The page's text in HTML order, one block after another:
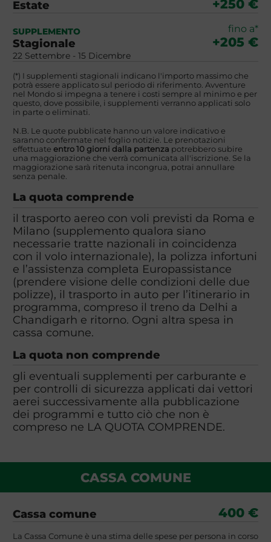
Estate +250 €
SUPPLEMENTO
Stagionale
22 Settembre - 15 Dicembre
fino a*
+205 €
(*) I supplementi stagionali indicano l'importo massimo che
potrà essere applicato sul periodo di riferimento. Avventure
nel Mondo si impegna a tenere i costi sempre al minimo e per
questo, dove possibile, i supplementi verranno applicati solo
in parte o eliminati.
N.B. Le quote pubblicate hanno un valore indicativo e
saranno confermate nel foglio notizie. Le prenotazioni
effettuate entro 10 giorni dalla partenza potrebbero subire
una maggiorazione che verrà comunicata all'iscrizione. Se la
maggiorazione sarà ritenuta incongrua, potrai annullare
senza penale.
La quota comprende
il trasporto aereo con voli previsti da Roma e
Milano (supplemento qualora siano
necessarie tratte nazionali in coincidenza
con il volo internazionale), la polizza infortuni
e l’assistenza completa Europassistance
(prendere visione delle condizioni delle due
polizze), il trasporto in auto per l’itinerario in
programma, compreso il treno da Delhi a
Chandigarh e ritorno. Ogni altra spesa in
cassa comune.
La quota non comprende
gli eventuali supplementi per carburante e
per controlli di sicurezza applicati dai vettori
aerei successivamente alla pubblicazione
dei programmi e tutto ciò che non è
compreso ne LA QUOTA COMPRENDE.
CASSA COMUNE
Cassa comune 400 €
La Cassa Comune è una stima delle spese per persona in corso